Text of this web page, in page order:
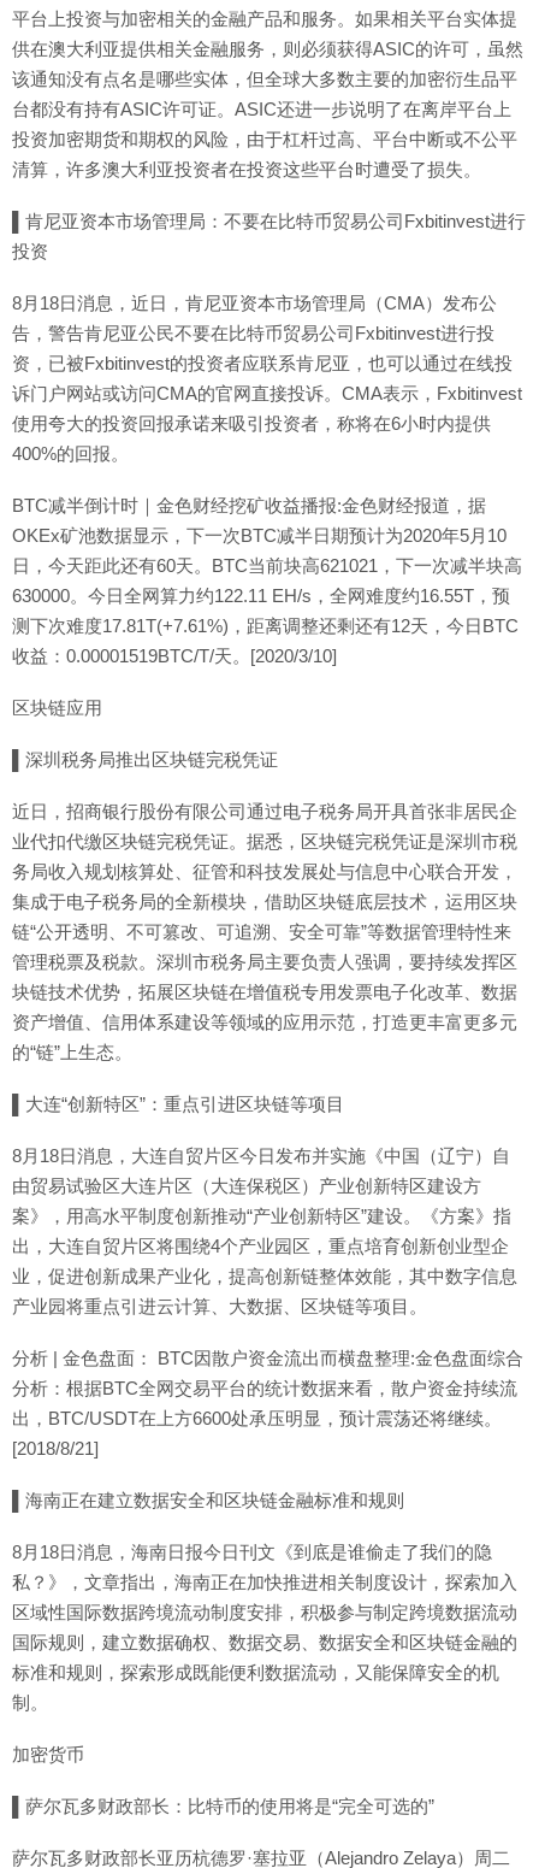
平台上投资与加密相关的金融产品和服务。如果相关平台实体提
供在澳大利亚提供相关金融服务，则必须获得ASIC的许可，虽然
该通知没有点名是哪些实体，但全球大多数主要的加密衍生品平
台都没有持有ASIC许可证。ASIC还进一步说明了在离岸平台上
投资加密期货和期权的风险，由于杠杆过高、平台中断或不公平
清算，许多澳大利亚投资者在投资这些平台时遭受了损失。
▌肯尼亚资本市场管理局：不要在比特币贸易公司Fxbitinvest进行
投资
8月18日消息，近日，肯尼亚资本市场管理局（CMA）发布公
告，警告肯尼亚公民不要在比特币贸易公司Fxbitinvest进行投
资，已被Fxbitinvest的投资者应联系肯尼亚，也可以通过在线投
诉门户网站或访问CMA的官网直接投诉。CMA表示，Fxbitinvest
使用夸大的投资回报承诺来吸引投资者，称将在6小时内提供
400%的回报。
BTC减半倒计时｜金色财经挖矿收益播报:金色财经报道，据
OKEx矿池数据显示，下一次BTC减半日期预计为2020年5月10
日，今天距此还有60天。BTC当前块高621021，下一次减半块高
630000。今日全网算力约122.11 EH/s，全网难度约16.55T，预
测下次难度17.81T(+7.61%)，距离调整还剩还有12天，今日BTC
收益：0.00001519BTC/T/天。[2020/3/10]
区块链应用
▌深圳税务局推出区块链完税凭证
近日，招商银行股份有限公司通过电子税务局开具首张非居民企
业代扣代缴区块链完税凭证。据悉，区块链完税凭证是深圳市税
务局收入规划核算处、征管和科技发展处与信息中心联合开发，
集成于电子税务局的全新模块，借助区块链底层技术，运用区块
链“公开透明、不可篡改、可追溯、安全可靠”等数据管理特性来
管理税票及税款。深圳市税务局主要负责人强调，要持续发挥区
块链技术优势，拓展区块链在增值税专用发票电子化改革、数据
资产增值、信用体系建设等领域的应用示范，打造更丰富更多元
的“链”上生态。
▌大连“创新特区”：重点引进区块链等项目
8月18日消息，大连自贸片区今日发布并实施《中国（辽宁）自
由贸易试验区大连片区（大连保税区）产业创新特区建设方
案》，用高水平制度创新推动“产业创新特区”建设。《方案》指
出，大连自贸片区将围绕4个产业园区，重点培育创新创业型企
业，促进创新成果产业化，提高创新链整体效能，其中数字信息
产业园将重点引进云计算、大数据、区块链等项目。
分析 | 金色盘面： BTC因散户资金流出而横盘整理:金色盘面综合
分析：根据BTC全网交易平台的统计数据来看，散户资金持续流
出，BTC/USDT在上方6600处承压明显，预计震荡还将继续。
[2018/8/21]
▌海南正在建立数据安全和区块链金融标准和规则
8月18日消息，海南日报今日刊文《到底是谁偷走了我们的隐
私？》，文章指出，海南正在加快推进相关制度设计，探索加入
区域性国际数据跨境流动制度安排，积极参与制定跨境数据流动
国际规则，建立数据确权、数据交易、数据安全和区块链金融的
标准和规则，探索形成既能便利数据流动，又能保障安全的机
制。
加密货币
▌萨尔瓦多财政部长：比特币的使用将是“完全可选的”
萨尔瓦多财政部长亚历杭德罗·塞拉亚（Alejandro Zelaya）周二